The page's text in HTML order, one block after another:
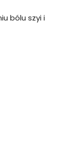
bólu szyi i